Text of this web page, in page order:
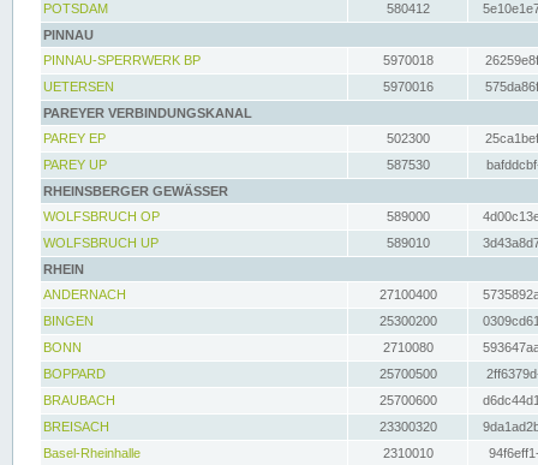
POTSDAM
580412
PINNAU
PINNAU-SPERRWERK BP
5970018
UETERSEN
5970016
PAREYER VERBINDUNGSKANAL
PAREY EP
502300
PAREY UP
587530
RHEINSBERGER GEWÄSSER
WOLFSBRUCH OP
589000
WOLFSBRUCH UP
589010
RHEIN
ANDERNACH
27100400
BINGEN
25300200
BONN
2710080
BOPPARD
25700500
BRAUBACH
25700600
BREISACH
23300320
Basel-Rheinhalle
2310010